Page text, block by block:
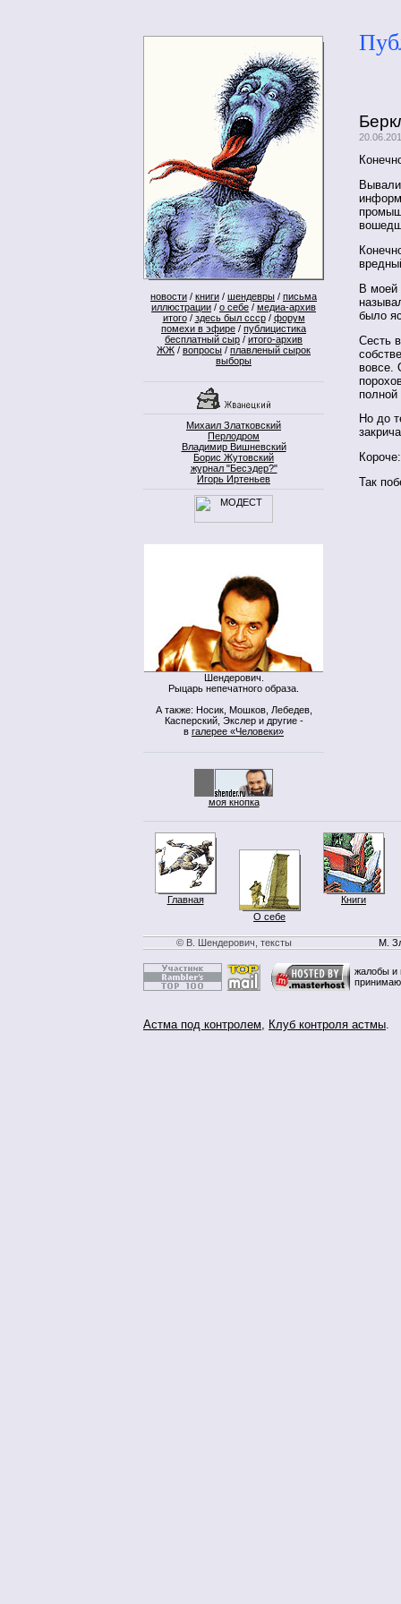
новости / книги / шендевры / письма
иллюстрации / о себе / медиа-архив
итого/ здесь был ссср/ форум
помехи в эфире / публицистика
бесплатный сыр / итого-архив
ЖЖ / вопросы / плавленый сырок
выборы
Михаил Златковский
Перлодром
Владимир Вишневский
Борис Жутовский
журнал "Бесэдер?"
Игорь Иртеньев
Шендерович.
Рыцарь непечатного образа.
А также: Носик, Мошков, Лебедев,
Касперский, Экслер и другие -
в галерее «Человеки»
моя кнопка
В моей
было
Сесть
вовсе.
полной
Но до
Так
Главная
О себе
Книги
© В. Шендерович, тексты М.
жалобы и
Астма под контролем, Клуб контроля астмы.